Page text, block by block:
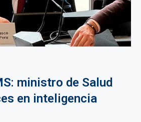
ministro de Salud
en inteligencia